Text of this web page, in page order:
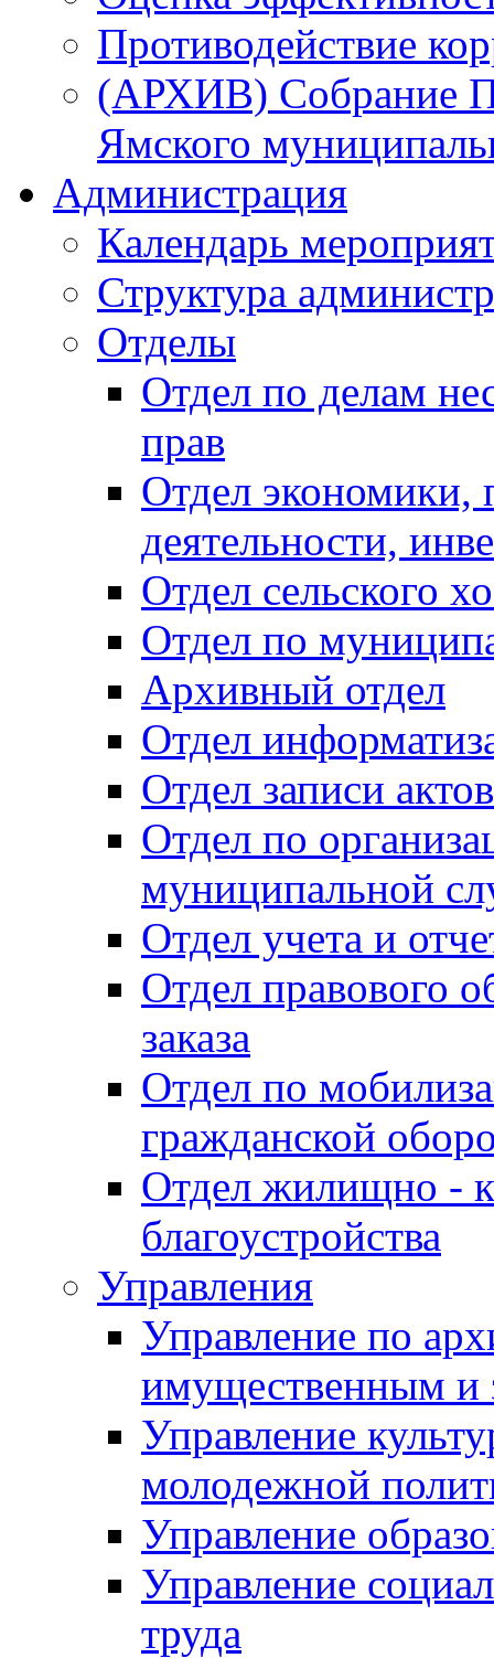
Противодействие
(АРХИВ) Собрание
Ямского
Администрация
Календарь
Структура
Отделы
Отдел по делам
прав
Отдел экономики,
деятельности,
Отдел сельского
Отдел по
Архивный отдел
Отдел
Отдел записи
Отдел по
муниципальной
Отдел учета и
Отдел правового
заказа
Отдел по
гражданской
Отдел жилищно -
благоустройства
Управления
Управление по
имущественным и
Управление
молодежной
Управление
Управление
труда